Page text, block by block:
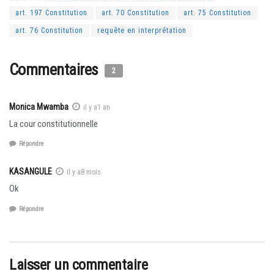
art. 197 Constitution art. 70 Constitution art. 75 Constitution
art. 76 Constitution requête en interprétation
Commentaires 2
Monica Mwamba il y a1 an
La cour constitutionnelle
Répondre
KASANGULE il y a8 mois
Ok
Répondre
Laisser un commentaire